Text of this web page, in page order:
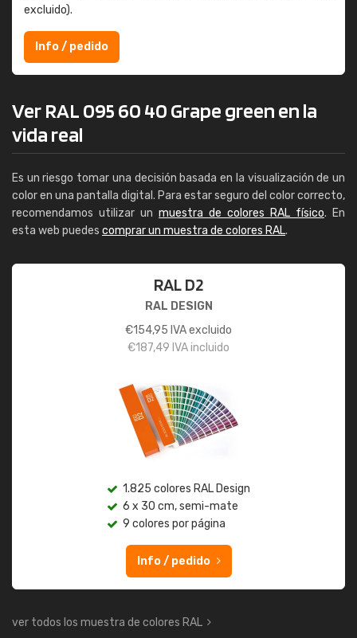
excluido).
Info / pedido
Ver RAL 095 60 40 Grape green en la
vida real
Es un riesgo tomar una decisión basada en la visualización de un
color en una pantalla digital. Para estar seguro del color correcto,
recomendamos utilizar un muestra de colores RAL físico. En
esta web puedes comprar un muestra de colores RAL.
RAL D2
RAL DESIGN
€154,95 IVA excluido
€187,49 IVA incluido
1.825 colores RAL Design
6 x 30 cm, semi-mate
9 colores por página
Info / pedido
ver todos los muestra de colores RAL